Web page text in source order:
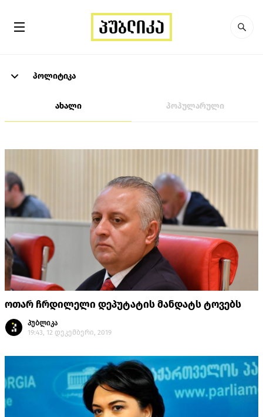
პოლიტიკა
ახალი პოპულარული
ოთარ ჩრდილელი დეპუტატის მანდატს ტოვებს
პუბლიკა
19:43, 12 დეკემბერი, 2019